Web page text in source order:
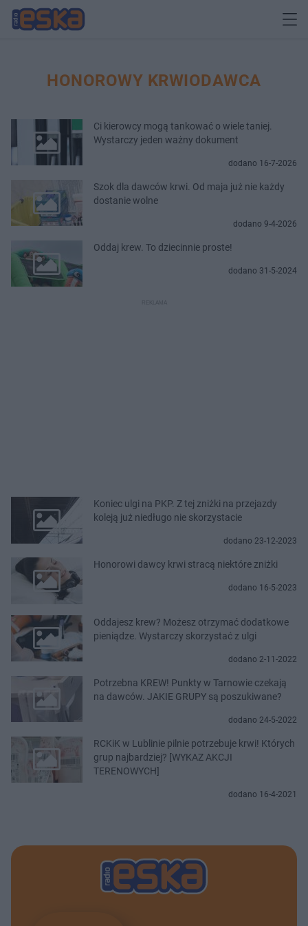
HONOROWY KRWIODAWCA
Ci kierowcy mogą tankować o wiele taniej.
Wystarczy jeden ważny dokument
dodano 16-7-2026
Szok dla dawców krwi. Od maja już nie każdy
dostanie wolne
dodano 9-4-2026
Oddaj krew. To dziecinnie proste!
dodano 31-5-2024
Koniec ulgi na PKP. Z tej zniżki na przejazdy
koleją już niedługo nie skorzystacie
dodano 23-12-2023
Honorowi dawcy krwi stracą niektóre zniżki
dodano 16-5-2023
Oddajesz krew? Możesz otrzymać dodatkowe
pieniądze. Wystarczy skorzystać z ulgi
dodano 2-11-2022
Potrzebna KREW! Punkty w Tarnowie czekają
na dawców. JAKIE GRUPY są poszukiwane?
dodano 24-5-2022
RCKiK w Lublinie pilnie potrzebuje krwi! Których
grup najbardziej? [WYKAZ AKCJI
TERENOWYCH]
dodano 16-4-2021